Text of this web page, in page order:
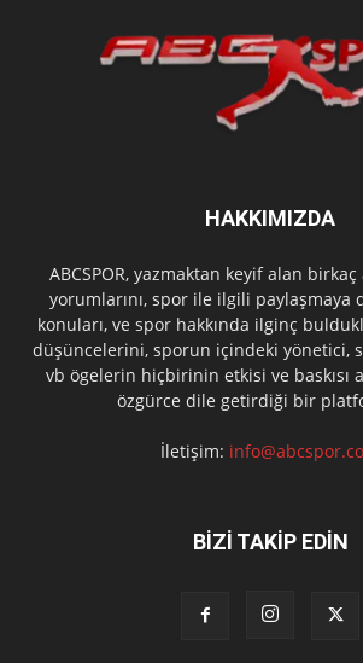
HAKKIMIZDA
ABCSPOR, yazmaktan keyif alan
yorumlarını, spor ile ilgili paylaşmaya
konuları, ve spor hakkında ilginç
düşüncelerini, sporun içindeki yönetici,
vb ögelerin hiçbirinin etkisi ve baskısı
özgürce dile getirdiği bir
İletişim:
BİZİ TAKİP EDİN